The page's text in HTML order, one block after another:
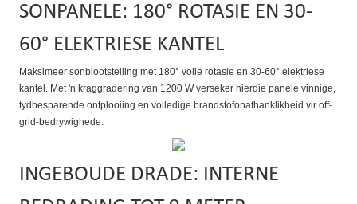
SONPANELE: 180° ROTASIE EN 30-
60° ELEKTRIESE KANTEL
Maksimeer sonblootstelling met 180° volle rotasie en 30-60° elektriese
kantel. Met 'n kraggradering van 1200 W verseker hierdie panele vinnige,
tydbesparende ontplooiing en volledige brandstofonafhanklikheid vir off-
grid-bedrywighede.
INGEBOUDE DRADE: INTERNE